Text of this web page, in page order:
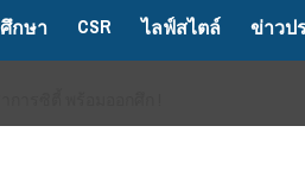
กษา CSR ไลฟ์สไตล์ ข่าวป